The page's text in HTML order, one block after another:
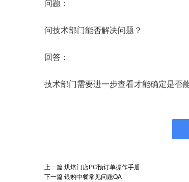
问题：
问技术部门能否解决问题？
回答：
技术部门需要进一步查看才能确定是否能
上一篇烘焙门店PC预订单操作手册
下一篇银豹中餐常见问题QA